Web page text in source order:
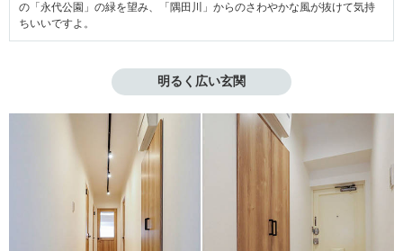
の「永代公園」の緑を望み、「隅田川」からのさわやかな風が抜けて気持
ちいいですよ。
明るく広い玄関